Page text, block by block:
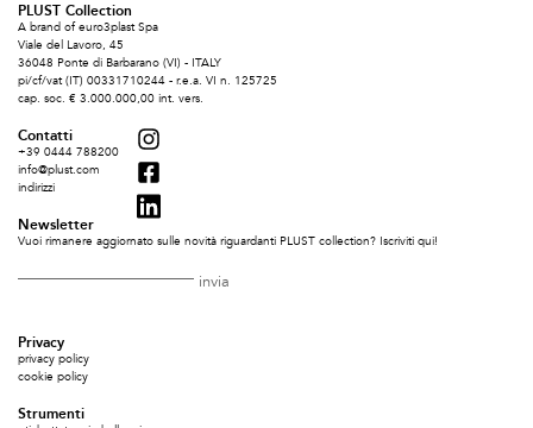
PLUST Collection
A brand of euro3plast Spa
Viale del Lavoro, 45
36048 Ponte di Barbarano (VI) - ITALY
pi/cf/vat (IT) 00331710244 - r.e.a. VI n. 125725
cap. soc. € 3.000.000,00 int. vers.
Contatti
+39 0444 788200
info@plust.com
indirizzi
Newsletter
Vuoi rimanere aggiornato sulle novità riguardanti PLUST collection? Iscriviti qui!
Privacy
privacy policy
cookie policy
Strumenti